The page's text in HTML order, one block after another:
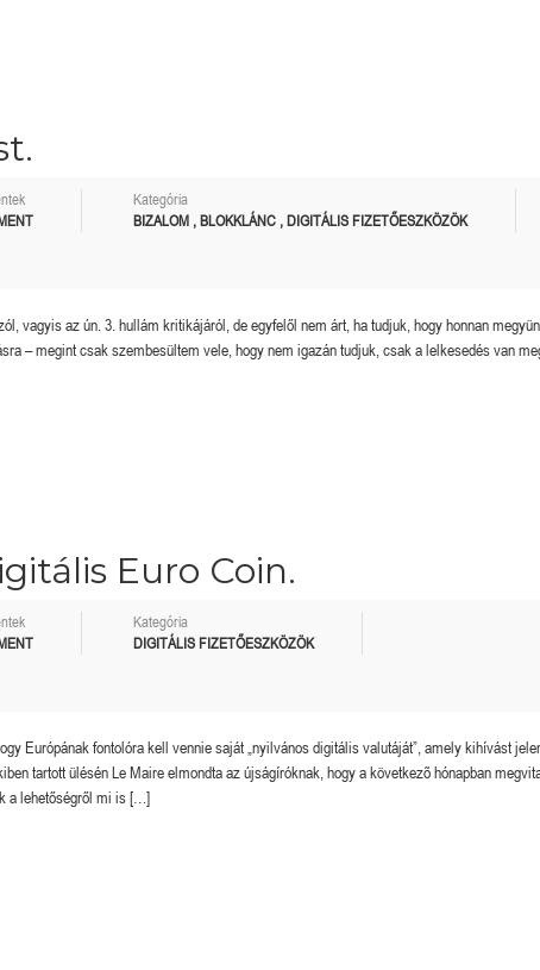
Kategória
BIZALOM , BLOKKLÁNC , DIGITÁLIS FIZETŐESZKÖZÖK
vagyis az ún. 3. hullám kritikájáról, de egyfelől nem árt, ha tudjuk, hogy honnan
– megint csak szembesültem vele, hogy nem igazán tudjuk, csak a lelkesedés van
Euro Coin.
Kategória
DIGITÁLIS FIZETŐESZKÖZÖK
Európának fontolóra kell vennie saját „nyilvános digitális valutáját”, amely kihívást
tartott ülésén Le Maire elmondta az újságíróknak, hogy a következõ hónapban
a lehetőségről mi is […]
Megérkezett a kazah Bitcoin tartalék? Orosz kriptós fejlemények.